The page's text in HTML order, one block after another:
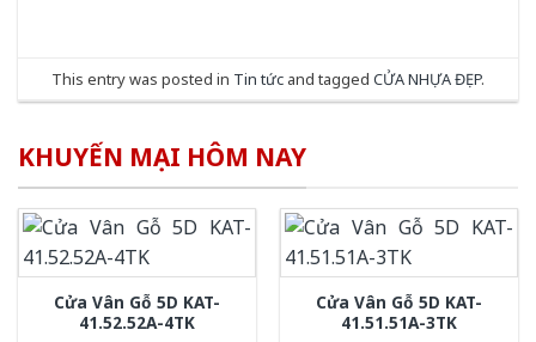
This entry was posted in Tin tức and tagged CỬA NHỰA ĐẸP.
KHUYẾN MẠI HÔM NAY
Cửa Vân Gỗ 5D KAT-
41.52.52A-4TK
Cửa Vân Gỗ 5D KAT-
41.51.51A-3TK